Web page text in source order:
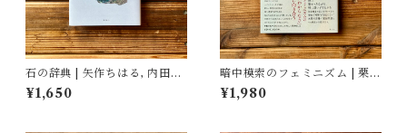
石の辞典 | 矢作ちはる, 内田有
美 (イラスト)
¥1,650
暗中模索のフェミニズム | 栗田
隆子
¥1,980